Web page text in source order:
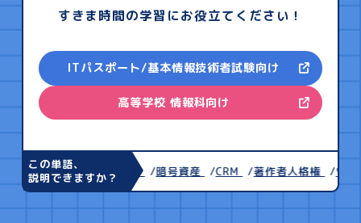
すきま時間の学習にお役立てください！
ITパスポート/基本情報技術者試験向け
高等学校 情報科向け
この単語、
説明できますか？
情報資産 盗聴 暗号資産 CRM 著作者人格権 ワン